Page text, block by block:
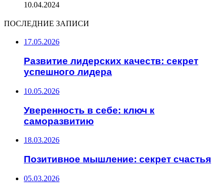
10.04.2024
ПОСЛЕДНИЕ ЗАПИСИ
17.05.2026
Развитие лидерских качеств: секрет
успешного лидера
10.05.2026
Уверенность в себе: ключ к
саморазвитию
18.03.2026
Позитивное мышление: секрет счастья
05.03.2026